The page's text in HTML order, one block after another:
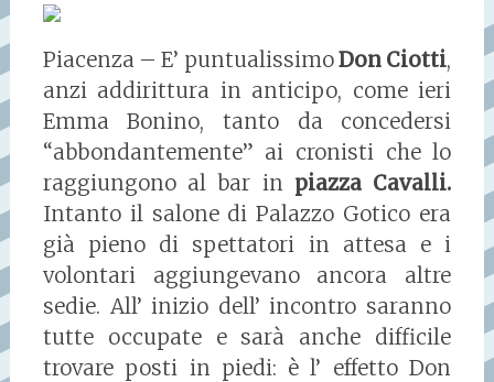
Piacenza – E’ puntualissimoDon Ciotti,
anzi addirittura in anticipo, come ieri
Emma Bonino, tanto da concedersi
“abbondantemente” ai cronisti che lo
raggiungono al bar in piazza Cavalli.
Intanto il salone di Palazzo Gotico era
già pieno di spettatori in attesa e i
volontari aggiungevano ancora altre
sedie. All’ inizio dell’ incontro saranno
tutte occupate e sarà anche difficile
trovare posti in piedi: è l’ effetto Don